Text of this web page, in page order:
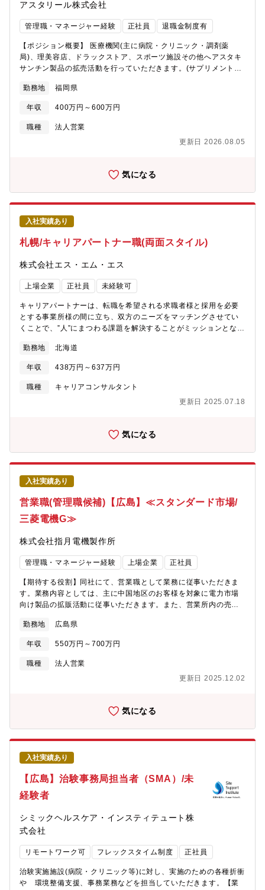
アスタリール株式会社
管理職・マネージャー経験 正社員 退職金制度有
【ポジション概要】 医療機関(主に病院・クリニック・調剤薬
局)、理美容店、ドラックストア、スポーツ施設その他へアスタキ
サンチン製品の拡売活動を行っていただきます。(サプリメント・
ング、健康関連、スポーツパフォーマンス向上など多岐に渡るア
スタキサンチンのエビデンス知識を身につけ、上記の業態へ製品
の採用活動を行っていただきます。 販売ルートはメーカー直販及
び代理店経由 完全営業のみではなく、会社の様々な売上獲得施策
す。★現在、福岡を中心とした九州エリアで医薬品代理店や医療
店・オフィスなどの拠点はありませんが、自宅でのリモートワー
ク、および訪問先への直行直帰の働き方になります。 【主な業務
内容】 ・新規/既存顧客への営業活動 ・代理店へのフォローアッ
プ活動 ・医療機関、理美容店、ドラッグストア、スポーツ施設な
どでの販売促進業務 ・上記施設でのアスタキサンチンのプレゼン
活動 ※訪問だけではなく、Zoomを活用したオンライン面談や説
明会の実施もあります。 Power Pointを活用した資料作成、プ
レゼンを行います。
勤務地 福岡県
年収 400万円～600万円
職種
法人営業
更新日 2026.08.05
気になる
入社実績あり
札幌/キャリアパートナー職(両面スタイル)
株式会社エス・エム・エス
上場企業 正社員 未経験可
キャリアパートナーは、転職を希望される求職者様と採用を必要
とする事業所様の間に立ち、双方のニーズをマッチングさせてい
くことで、”人”にまつわる課題を解決することがミッションとなり
看護師、介護職、ケアマネジャー、リハビリ職、栄養士、保育
士、検査技師、柔道整復師、鍼灸師などとして活躍する求職者。1
カ月あたり約40～50名ほどの新規求職者を担当します。キャリア
面談を通して求職者の希望を伺い、最適な求人をご紹介。さらに
します。・ヒアリング例：給与・勤務地・休日などの条件面、転
ントへの人材紹介病院、介護施設などのお客様に対して、適切な■
クライアントへの人材紹介病院、介護施設などのお客様に対し
て、適切な人材を推薦します。施設によって抱えるお悩みはさま
ざま。求めている人物や能力をしっかりとヒアリングし、把握す
ることが大切です。※「求職者様と法人様の幸せ」を追求した先
に結果として売上がある、という考え方を大事にしています。個
人売上目標やKPIもありますが、それは目的ではなくあくまでもご
支援を増やしていくための手段の一つと考えています。※基本は
非対面をメインとした両面営業スタイルです＜当社で働くことの
は”売上目標”が存在します。私たちはこの売上こそ、お客様から私
たちに向けた評価であると考えており、その評価を高めていくた
めにも、”売上目標”が必要だと考えています。しかし、社としての
ても強引に提案を通してしまうなど、お客様のニーズや状況を無
視した自分よがりの仕事が起こり得てしまい、それは当社では”正
しくないこと”だと考えています。お客様のニーズ・目線に立った
仕事を徹底し、売上目標も達成するにはどうすればいいのか。そ
会社です。■実力・実績主義当社に年功序列の考え方はありませ
対する成果がダイレクトに評価へ反映されます。一方で、チーム
で担当するエリアが決まっており、そのエリアのお客様への価値
ちろん、チームで成長しながら仕事を前に進めていきます。■メリ
ゆとりを持って過ごす→そしてまた明日いい仕事する、というス
を最終退勤時間としています。【将来のキャリアパス】キャリア
パスは幅広く、ご自身がどのような未来を描いていきたいか入社
後相談しながら決定ができます。◇キャリアパートナーのスペシ
ャリストとして専門性を高め続けていくスペシャリストとしての
能力を高め続けていくことで、報酬も高め続けていくことができ
る給与制度となっています◇チームリーダーやグループ長等のマ
ネジメント職へのキャリアアップ早ければ、チームリーダーには
入社後1年で、グループ長には入社後2-3年で、アサインされるこ
とがあります◇他職種・他部署への異動によるキャリアチェンジ
会社自体が成長し続けており、様々なポジションが生まれ続けて
勤務地 北海道
年収 438万円～637万円
職種
キャリアコンサルタント
更新日 2025.07.18
気になる
入社実績あり
営業職(管理職候補)【広島】≪スタンダード市場/
三菱電機G≫
株式会社指月電機製作所
管理職・マネージャー経験 上場企業 正社員
【期待する役割】同社にて、営業職として業務に従事いただきま
す。業務内容としては、主に中国地区のお客様を対象に電力市場
向け製品の拡販活動に従事いただきます。また、営業所内の売
だきます。将来的には広島営業所の所長をご担当いただく可能性
があります。【職務内容】既存顧客へのルート営業を中心に、電
力・産業・xEVなどフィルムコンデンサの営業または、電力機器
システムの営業をご担当いただきます。※業務補足・既存企業の
【働き方】「人間性を尊重する」をモットーに、社員個々人の潜
を発言・提案できる風通しの良い環境です。また月の平均残業時
間も10～30h程度となり、ワークライフバランスをしっかりとる
ことができます。【組織構成】3名所長1名、メンバー1名、営業事
務、1名【募集背景】現在就業している管理職の方の次期候補とし
ての募集。【同社について】創業80年を迎えるフィルムコンデン
サの老舗メーカー。新幹線、キッチン換気扇などでトップシェア
を誇り、近年では村田製作所とEV・HEV自動車向けフィルムコン
デンサを共同開発し合弁会社を立ち上げています。【取扱製品・
魅力】■主な取扱製品としてはフィルムコンデンサ、電力機器シス
ルムを絶縁体として用いたコンデンサで、高信頼性・長寿命・低
損失が特長。自動車、産業機器、鉄道など幅広い分野で使われて
安定的に使うための機器群。力率改善・高調波抑制・瞬時電圧低
品の魅力◎フィルムコンデンサの魅力指月電機製作所のフィルム
コンデンサは、高信頼・長寿命・低損失が特長です。自動車、鉄
勤務地 広島県
年収 550万円～700万円
職種
法人営業
更新日 2025.12.02
気になる
入社実績あり
【広島】治験事務局担当者（SMA）/未
経験者
シミックヘルスケア・インスティテュート株
式会社
リモートワーク可 フレックスタイム制度 正社員
治験実施施設(病院・クリニック等)に対し、実施のための各種折衝
や 環境整備支援、事務業務などを担当していただきます。【業